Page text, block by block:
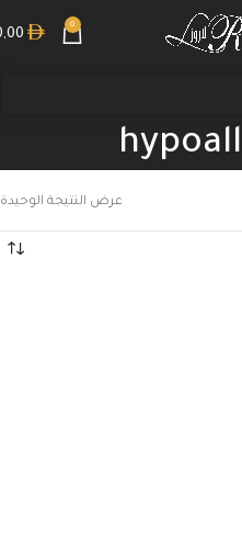
0
عرض النتيجة الوحيدة